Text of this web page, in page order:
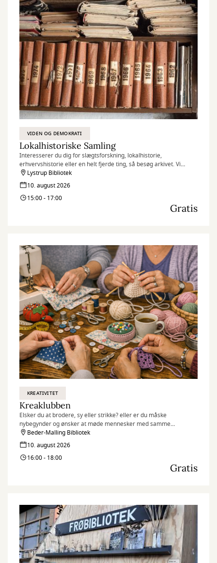
VIDEN OG DEMOKRATI
Lokalhistoriske Samling
Interesserer du dig for slægtsforskning, lokalhistorie,
erhvervshistorie eller en helt fjerde ting, så besøg arkivet. Vi
hjælper dig med at finde de informationer, som du søger.
Lystrup Bibliotek
10. august 2026
15:00 - 17:00
Gratis
KREATIVITET
Kreaklubben
Elsker du at brodere, sy eller strikke? eller er du måske
nybegynder og ønsker at møde mennesker med samme
interesse?
Beder-Malling Bibliotek
10. august 2026
16:00 - 18:00
Gratis